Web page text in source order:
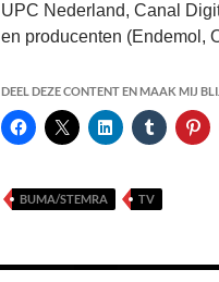
UPC Nederland, Canal
en producenten (Endemol,
DEEL DEZE CONTENT EN MAAK MIJ
BUMA/STEMRA TV